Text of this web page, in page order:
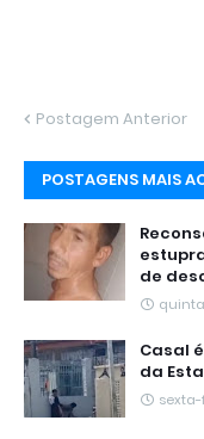
Postagem Anterior
POSTAGENS MAIS
de
Casal
da
sexta-